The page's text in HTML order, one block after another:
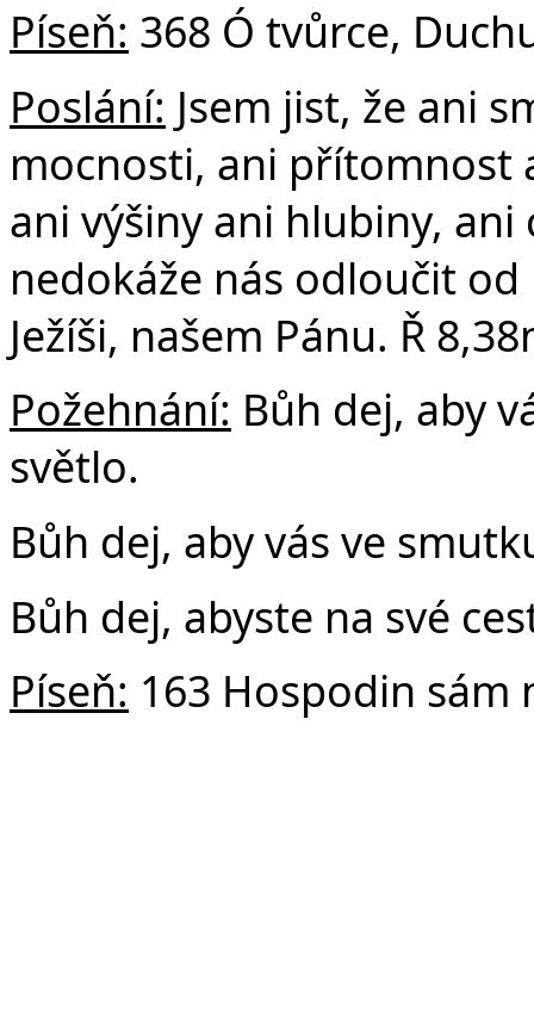
Píseň: 368 Ó tvůrce,
Poslání: Jsem jist, že ani
mocnosti, ani přítomnost
ani výšiny ani hlubiny,
nedokáže nás odloučit
Ježíši, našem Pánu. Ř
Požehnání: Bůh dej, aby
světlo.
Bůh dej, aby vás ve
Bůh dej, abyste na své
Píseň: 163 Hospodin sám